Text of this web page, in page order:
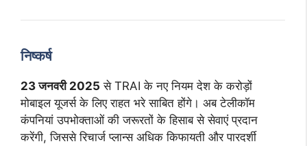
निष्कर्ष
23 जनवरी 2025 से TRAI के नए नियम देश के करोड़ों
मोबाइल यूजर्स के लिए राहत भरे साबित होंगे। अब टेलीकॉम
कंपनियां उपभोक्ताओं की जरूरतों के हिसाब से सेवाएं प्रदान
करेंगी, जिससे रिचार्ज प्लान्स अधिक किफायती और पारदर्शी